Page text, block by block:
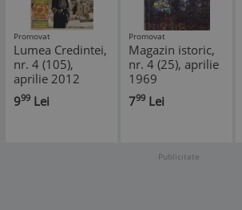
Promovat
Lumea Credintei,
nr. 4 (105),
aprilie 2012
999 Lei
Promovat
Magazin istoric,
nr. 4 (25), aprilie
1969
799 Lei
Publicitate